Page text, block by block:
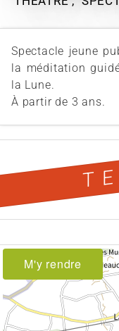
Spectacle jeune
la méditation
la Lune.
À partir de 3 ans.
M'y rendre